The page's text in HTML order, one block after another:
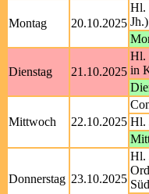
Montag 20.10.2025
Hl.
Jh.)
Dienstag 21.10.2025
Hl.
in
Mittwoch 22.10.2025 Hl.
Donnerstag 23.10.2025
Hl.